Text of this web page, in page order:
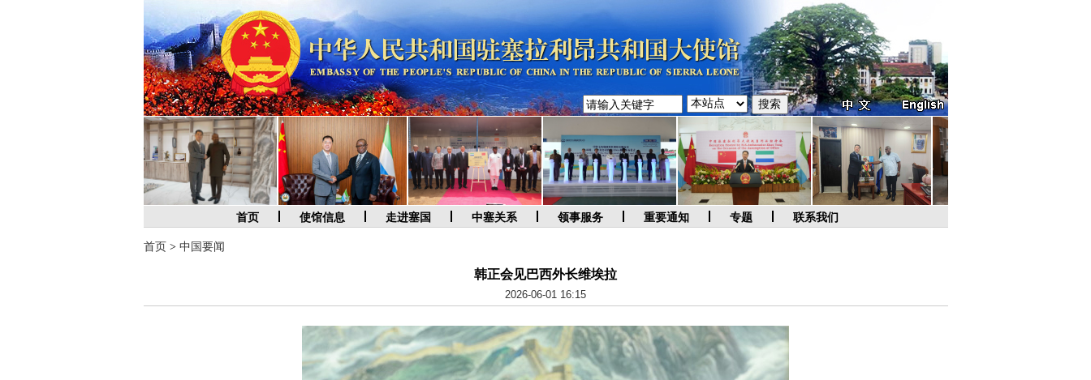
首页 使馆信息 走进塞国 中塞关系 领事服务 重要通知 专题 联系我们
首页 > 中国要闻
韩正会见巴西外长维埃拉
2026-06-01 16:15